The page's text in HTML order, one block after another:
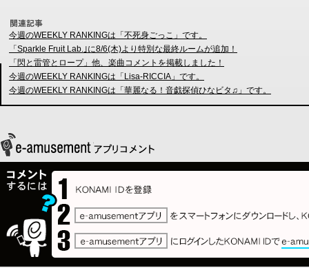
今週のWEEKLY RANKINGは「不死身ごっこ」です。
「Sparkle Fruit Lab.｣に8/6(木)より特別な最終ルームが追加！
「閃と雷管とロープ」他、楽曲コメントを掲載しました！
今週のWEEKLY RANKINGは「Lisa-RICCIA」です。
今週のWEEKLY RANKINGは「華麗なる！音戯探偵ひなビタ♫」です。